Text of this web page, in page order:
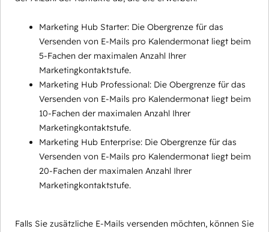
Marketing Hub Starter: Die Obergrenze für das
Versenden von E-Mails pro Kalendermonat liegt beim
5-Fachen der maximalen Anzahl Ihrer
Marketingkontaktstufe.
Marketing Hub Professional: Die Obergrenze für das
Versenden von E-Mails pro Kalendermonat liegt beim
10-Fachen der maximalen Anzahl Ihrer
Marketingkontaktstufe.
Marketing Hub Enterprise: Die Obergrenze für das
Versenden von E-Mails pro Kalendermonat liegt beim
20-Fachen der maximalen Anzahl Ihrer
Marketingkontaktstufe.
Falls Sie zusätzliche E-Mails versenden möchten, können Sie